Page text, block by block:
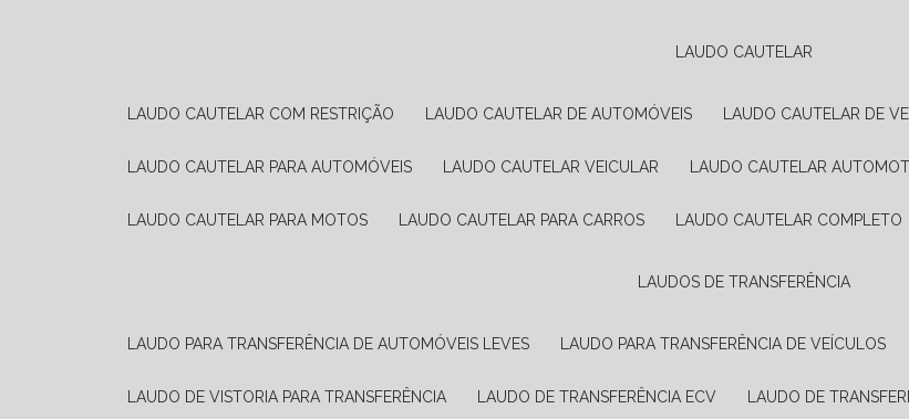
LAUDO CAUTELAR
LAUDO CAUTELAR COM RESTRIÇÃO LAUDO CAUTELAR DE AUTOMÓVEIS LAUDO CAUTELAR DE
LAUDO CAUTELAR PARA AUTOMÓVEIS LAUDO CAUTELAR VEICULAR LAUDO CAUTELAR
LAUDO CAUTELAR PARA MOTOS LAUDO CAUTELAR PARA CARROS LAUDO CAUTELAR COMPLETO
LAUDOS DE TRANSFERÊNCIA
LAUDO PARA TRANSFERÊNCIA DE AUTOMÓVEIS LEVES LAUDO PARA TRANSFERÊNCIA DE VEÍCULOS
LAUDO DE VISTORIA PARA TRANSFERÊNCIA LAUDO DE TRANSFERÊNCIA ECV LAUDO DE